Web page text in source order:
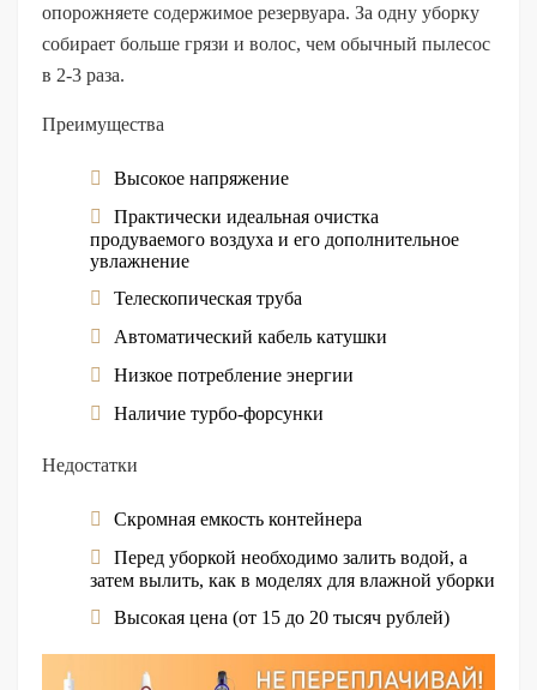
опорожняете содержимое резервуара. За одну уборку
собирает больше грязи и волос, чем обычный пылесос
в 2-3 раза.
Преимущества
Высокое напряжение
Практически идеальная очистка
продуваемого воздуха и его дополнительное
увлажнение
Телескопическая труба
Автоматический кабель катушки
Низкое потребление энергии
Наличие турбо-форсунки
Недостатки
Скромная емкость контейнера
Перед уборкой необходимо залить водой, а
затем вылить, как в моделях для влажной уборки
Высокая цена (от 15 до 20 тысяч рублей)